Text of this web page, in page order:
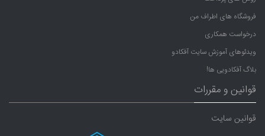
فروشگاه های اطراف من
درخواست همکاری
ویدئوهای آموزش سایت آفکادو
بلاگ آفکادویی ها!
قوانین و مقررات
قوانین سایت